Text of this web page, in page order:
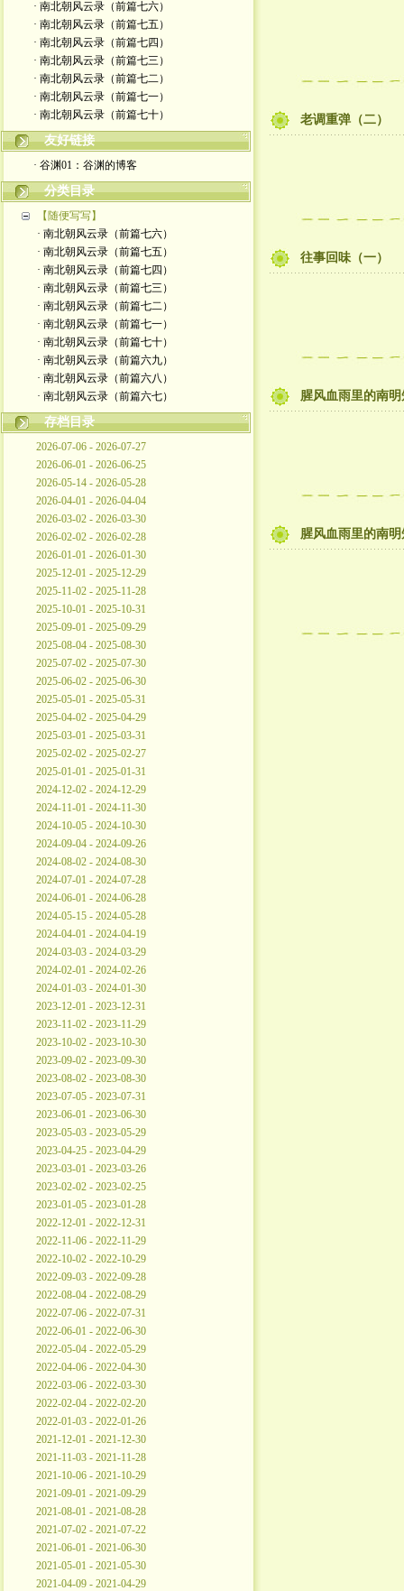
· 南北朝风云录（前篇七六）
· 南北朝风云录（前篇七五）
· 南北朝风云录（前篇七四）
· 南北朝风云录（前篇七三）
· 南北朝风云录（前篇七二）
· 南北朝风云录（前篇七一）
· 南北朝风云录（前篇七十）
友好链接
· 谷渊01：谷渊的博客
分类目录
【随便写写】
· 南北朝风云录（前篇七六）
· 南北朝风云录（前篇七五）
· 南北朝风云录（前篇七四）
· 南北朝风云录（前篇七三）
· 南北朝风云录（前篇七二）
· 南北朝风云录（前篇七一）
· 南北朝风云录（前篇七十）
· 南北朝风云录（前篇六九）
· 南北朝风云录（前篇六八）
· 南北朝风云录（前篇六七）
存档目录
2026-07-06 - 2026-07-27
2026-06-01 - 2026-06-25
2026-05-14 - 2026-05-28
2026-04-01 - 2026-04-04
2026-03-02 - 2026-03-30
2026-02-02 - 2026-02-28
2026-01-01 - 2026-01-30
2025-12-01 - 2025-12-29
2025-11-02 - 2025-11-28
2025-10-01 - 2025-10-31
2025-09-01 - 2025-09-29
2025-08-04 - 2025-08-30
2025-07-02 - 2025-07-30
2025-06-02 - 2025-06-30
2025-05-01 - 2025-05-31
2025-04-02 - 2025-04-29
2025-03-01 - 2025-03-31
2025-02-02 - 2025-02-27
2025-01-01 - 2025-01-31
2024-12-02 - 2024-12-29
2024-11-01 - 2024-11-30
2024-10-05 - 2024-10-30
2024-09-04 - 2024-09-26
2024-08-02 - 2024-08-30
2024-07-01 - 2024-07-28
2024-06-01 - 2024-06-28
2024-05-15 - 2024-05-28
2024-04-01 - 2024-04-19
2024-03-03 - 2024-03-29
2024-02-01 - 2024-02-26
2024-01-03 - 2024-01-30
2023-12-01 - 2023-12-31
2023-11-02 - 2023-11-29
2023-10-02 - 2023-10-30
2023-09-02 - 2023-09-30
2023-08-02 - 2023-08-30
2023-07-05 - 2023-07-31
2023-06-01 - 2023-06-30
2023-05-03 - 2023-05-29
2023-04-25 - 2023-04-29
2023-03-01 - 2023-03-26
2023-02-02 - 2023-02-25
2023-01-05 - 2023-01-28
2022-12-01 - 2022-12-31
2022-11-06 - 2022-11-29
2022-10-02 - 2022-10-29
2022-09-03 - 2022-09-28
2022-08-04 - 2022-08-29
2022-07-06 - 2022-07-31
2022-06-01 - 2022-06-30
2022-05-04 - 2022-05-29
2022-04-06 - 2022-04-30
2022-03-06 - 2022-03-30
2022-02-04 - 2022-02-20
2022-01-03 - 2022-01-26
2021-12-01 - 2021-12-30
2021-11-03 - 2021-11-28
2021-10-06 - 2021-10-29
2021-09-01 - 2021-09-29
2021-08-01 - 2021-08-28
2021-07-02 - 2021-07-22
2021-06-01 - 2021-06-30
2021-05-01 - 2021-05-30
2021-04-09 - 2021-04-29
老调重弹（二）
往事回味（一）
腥风血雨里的南
腥风血雨里的南